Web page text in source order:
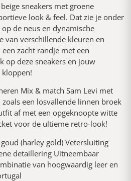
sneakers met groene
look & feel. Dat zie je onder
de neus en dynamische
van verschillende kleuren en
zacht randje met een
op deze sneakers en jouw
kloppen!
Mix & match Sam Levi met
een losvallende linnen broek
af met een opgeknoopte witte
voor de ultieme retro-look!
(harley gold) Vetersluiting
detaillering Uitneembaar
van hoogwaardig leer en